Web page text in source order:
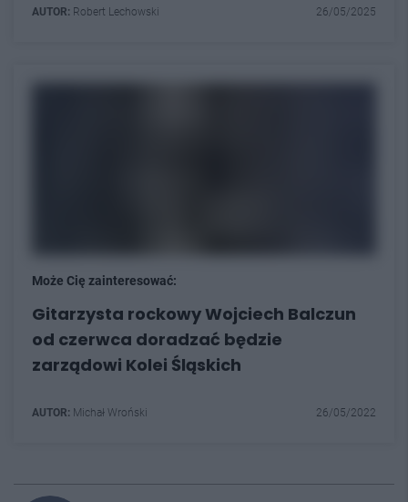
AUTOR: Robert Lechowski 26/05/2025
Może Cię zainteresować:
Gitarzysta rockowy Wojciech Balczun
od czerwca doradzać będzie
zarządowi Kolei Śląskich
AUTOR: Michał Wroński 26/05/2022